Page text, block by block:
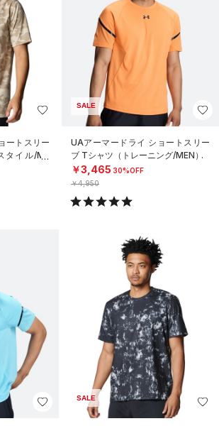
ートスリー
イル/ME
SALE
UAアーマードライ ショートスリー
ブ Tシャツ（トレーニング/MEN）
￥3,465 30%OFF
￥4,950
SALE